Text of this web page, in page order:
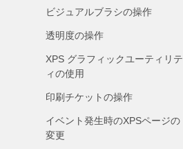
ビジュアルブラシの操作
透明度の操作
XPS グラフィックユーティリテ
ィの使用
印刷チケットの操作
イベント発生時のXPSページの
変更